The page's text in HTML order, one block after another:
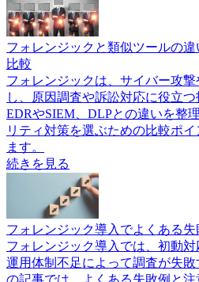
く解説
この記事では、フォレンジック（
の概要や種類、注目されている
す。調査内容や注意点、おすすめ
セキュリティ対策の参考にしてく
料請求も可能です。
続きを見る
フォレンジックツールのおすすめ
能や選び方も紹介
この記事ではおすすめのフォレ
比較して紹介します。機能や選
徴が一目でわかる比較表も掲載し
考にしてください。記事内のボ
請求も可能です。